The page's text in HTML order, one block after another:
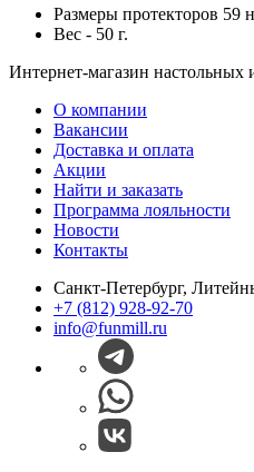
Размеры протекторов 59
Вес - 50 г.
Интернет-магазин настольных
О компании
Вакансии
Доставка и оплата
Акции
Найти и заказать
Программа лояльности
Новости
Контакты
Санкт-Петербург,
+7 (812) 928-92-70
info@funmill.ru